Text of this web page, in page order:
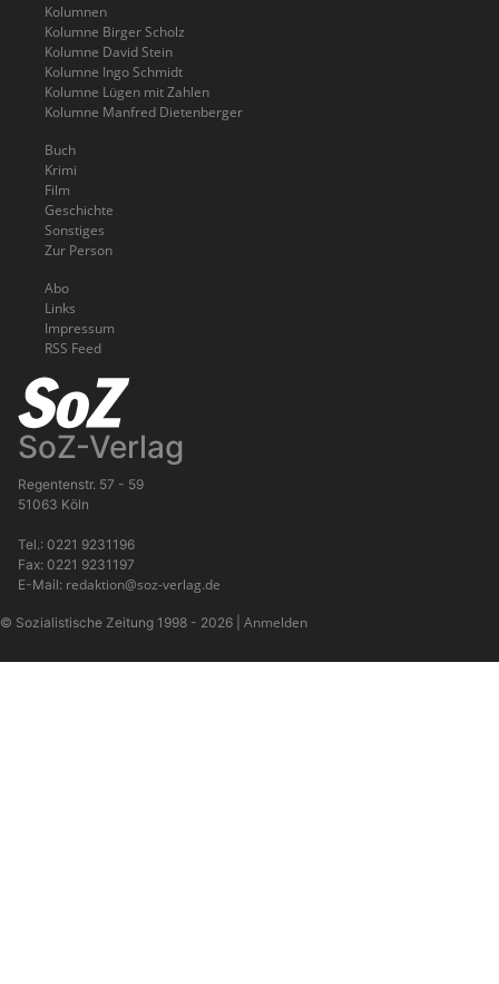
Kolumnen
Kolumne Birger Scholz
Kolumne David Stein
Kolumne Ingo Schmidt
Kolumne Lügen mit Zahlen
Kolumne Manfred Dietenberger
Buch
Krimi
Film
Geschichte
Sonstiges
Zur Person
Abo
Links
Impressum
RSS Feed
SoZ-Verlag
Regentenstr. 57 - 59
51063 Köln
Tel.: 0221 9231196
Fax: 0221 9231197
E-Mail: redaktion@soz-verlag.de
© Sozialistische Zeitung 1998 - 2026 Anmelden